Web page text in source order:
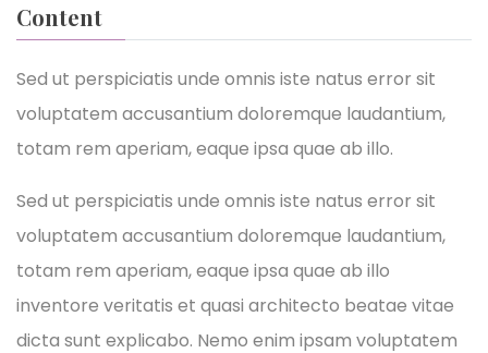
Mandy Jackson
IT Software
Content
Sed ut perspiciatis unde omnis iste natus error sit
voluptatem accusantium doloremque laudantium,
totam rem aperiam, eaque ipsa quae ab illo.
Sed ut perspiciatis unde omnis iste natus error sit
voluptatem accusantium doloremque laudantium,
totam rem aperiam, eaque ipsa quae ab illo
inventore veritatis et quasi architecto beatae vitae
dicta sunt explicabo. Nemo enim ipsam voluptatem